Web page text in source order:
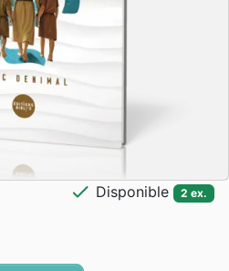
check Disponible 2 ex.